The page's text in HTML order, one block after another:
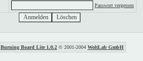
Passwort vergessen
Burning Board Lite 1.0.2 © 2001-2004 WoltLab GmbH